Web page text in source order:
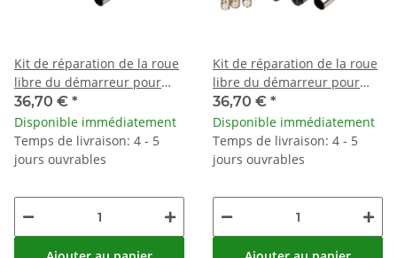
Kit de réparation de la roue
libre du démarreur pour
Kawasaki GPZ 750 1000 1100
36,70 € *
Disponible immédiatement
Temps de livraison: 4 - 5
jours ouvrables
Kit de réparation de la roue
libre du démarreur pour
Yamaha FJ 1100 1200 XS 750
36,70 € *
Disponible immédiatement
Temps de livraison: 4 - 5
jours ouvrables